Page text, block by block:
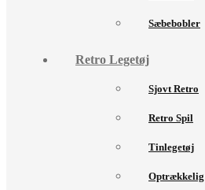
Sæbebobler
Retro Legetøj
Sjovt Retro
Retro Spil
Tinlegetøj
Optrækkelig